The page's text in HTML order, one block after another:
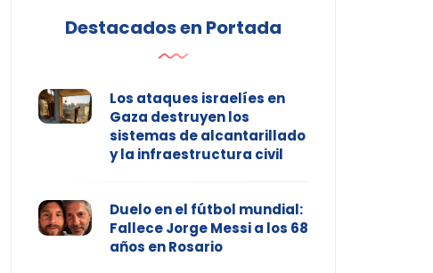
Destacados en Portada
Los ataques israelíes en
Gaza destruyen los
sistemas de alcantarillado
y la infraestructura civil
Duelo en el fútbol mundial:
Fallece Jorge Messi a los 68
años en Rosario